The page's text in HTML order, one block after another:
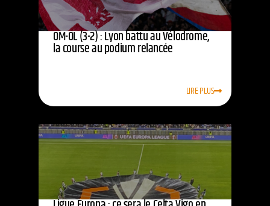
OM-OL (3-2) : Lyon battu au Vélodrome,
la course au podium relancée
LIRE PLUS